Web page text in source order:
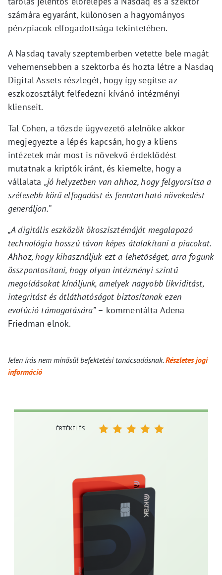
számára egyaránt, különösen a hagyományos
pénzpiacok elfogadottsága tekintetében.
A Nasdaq tavaly szeptemberben vetette bele magát
vehemensebben a szektorba és hozta létre a Nasdaq
Digital Assets részlegét, hogy így segítse az
eszközosztályt felfedezni kívánó intézményi
klienseit.
Tal Cohen, a tőzsde ügyvezető alelnöke akkor
megjegyezte a lépés kapcsán, hogy a kliens
intézetek már most is növekvő érdeklődést
mutatnak a kriptók iránt, és kiemelte, hogy a
vállalata „jó helyzetben van ahhoz, hogy felgyorsítsa a
szélesebb körű elfogadást és fenntartható növekedést
generáljon.”
„A digitális eszközök ökoszisztémáját megalapozó
technológia hosszú távon képes átalakítani a piacokat.
Ahhoz, hogy kihasználjuk ezt a lehetőséget, arra fogunk
összpontosítani, hogy olyan intézményi szintű
megoldásokat kínáljunk, amelyek nagyobb likviditást,
integritást és átláthatóságot biztosítanak ezen
evolúció támogatására”– kommentálta Adena
Friedman elnök.
Jelen írás nem minősül befektetési tanácsadásnak.Részletes jogi
információ
ÉRTÉKELÉS